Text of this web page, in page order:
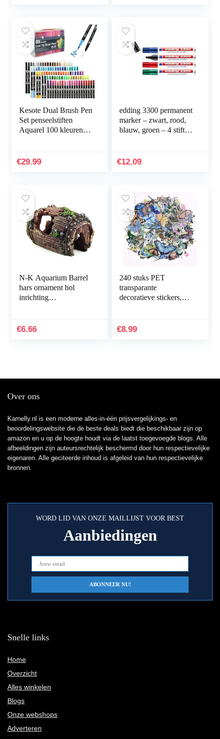
Kesote Dual Brush Pen
Set penseelstiften
Aquarel 100 kleuren
handbelettering…
€29.99
edding 3300 permanent
marker – zwart, rood,
blauw, groen – 4 stiften
permanent marker…
€12.09
N-K Aquarium Barrel
hars ornament hol
inrichting
nuttig en praktisch
€6.66
240 stuks PET
transparante
decoratieve stickers,
voor DIY journaling
€8.99
Over ons
Karnelly.nl is een moderne alles-in-één prijsvergelijkings- en
beoordelingswebsite die de beste deals biedt die beschikbaar zijn op
amazon en u op de hoogte houdt via de laatst toegevoegde blogs. Alle
afbeeldingen zijn auteursrechtelijk beschermd door hun respectievelijke
eigenaren. Alle geciteerde inhoud is afgeleid van hun respectievelijke
bronnen.
WORD LID VAN ONZE MAILLIJST VOOR BEST
Aanbiedingen
Snelle links
Home
Overzicht
Alles winkelen
Blogs
Onze webshops
Adverteren